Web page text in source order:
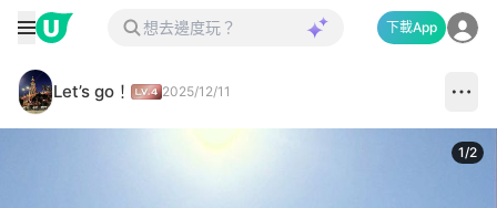
下載App
Let’s go！ 2025/12/11
1/2